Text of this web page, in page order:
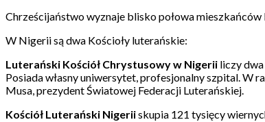
Chrześcijaństwo wyznaje blisko połowa
W Nigerii są dwa Kościoły luterańskie:
Luterański Kościół Chrystusowy w Nigerii liczy
Posiada własny uniwersytet, profesjonalny szpital. W
Musa, prezydent Światowej Federacji Luterańskiej.
Kościół Luterański Nigeriiskupia 121 tysięcy